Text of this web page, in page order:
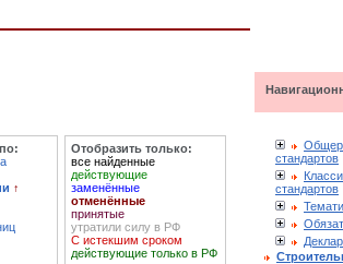
↑
Отобразить только:
все найденные
действующие
заменённые
отменённые
принятые
утратили силу в РФ
С истекшим сроком
действующие только в РФ
стандартов
стандартов